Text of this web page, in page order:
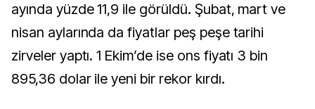
ayında yüzde 11,9 ile görüldü. Şubat, mart ve
nisan aylarında da fiyatlar peş peşe tarihi
zirveler yaptı. 1 Ekim’de ise ons fiyatı 3 bin
895,36 dolar ile yeni bir rekor kırdı.